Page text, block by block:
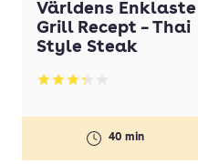
Världens Enklaste
Grill Recept – Thai
Style Steak
Betyg: 3.29 av 5
40 min